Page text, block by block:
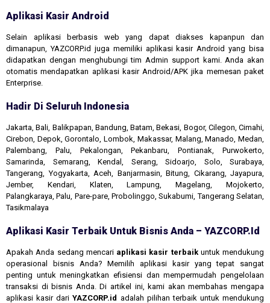
Aplikasi Kasir Android
Selain aplikasi berbasis web yang dapat diakses kapanpun dan
dimanapun, YAZCORP.id juga memiliki aplikasi kasir Android yang bisa
didapatkan dengan menghubungi tim Admin support kami. Anda akan
otomatis mendapatkan aplikasi kasir Android/APK jika memesan paket
Enterprise.
Hadir Di Seluruh Indonesia
Jakarta, Bali, Balikpapan, Bandung, Batam, Bekasi, Bogor, Cilegon, Cimahi,
Cirebon, Depok, Gorontalo, Lombok, Makassar, Malang, Manado, Medan,
Palembang, Palu, Pekalongan, Pekanbaru, Pontianak, Purwokerto,
Samarinda, Semarang, Kendal, Serang, Sidoarjo, Solo, Surabaya,
Tangerang, Yogyakarta, Aceh, Banjarmasin, Bitung, Cikarang, Jayapura,
Jember, Kendari, Klaten, Lampung, Magelang, Mojokerto,
Palangkaraya, Palu, Pare-pare, Probolinggo, Sukabumi, Tangerang Selatan,
Tasikmalaya
Aplikasi Kasir Terbaik Untuk Bisnis Anda – YAZCORP.id
Apakah Anda sedang mencari aplikasi kasir terbaikuntuk mendukung
operasional bisnis Anda? Memilih aplikasi kasir yang tepat sangat
penting untuk meningkatkan efisiensi dan mempermudah pengelolaan
transaksi di bisnis Anda. Di artikel ini, kami akan membahas mengapa
aplikasi kasir dariYAZCORP.id adalah pilihan terbaik untuk mendukung